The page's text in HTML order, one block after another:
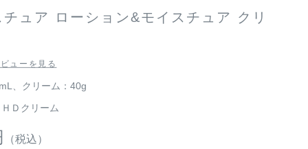
チュア ローション&モイスチュア クリ
ューを見る
、クリーム：40g
Ｄクリーム
（税込）